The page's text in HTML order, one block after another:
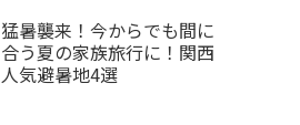
猛暑襲来！今からでも間に
合う夏の家族旅行に！関西
人気避暑地4選